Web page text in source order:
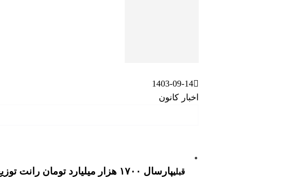
1403-09-14
اخبار کانون
قبلیپارسال ۱۷۰۰ هزار میلیارد تومان رانت توزیع شد